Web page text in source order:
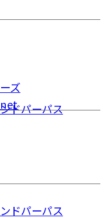
ズ
ドパーパス
ドパーパス